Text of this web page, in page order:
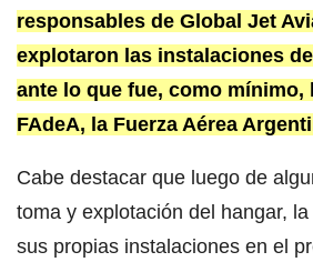
responsables de Global Jet
explotaron las instalaciones
ante lo que fue, como mínimo,
FAdeA, la Fuerza Aérea
Cabe destacar que luego de
toma y explotación del hangar,
sus propias instalaciones en el